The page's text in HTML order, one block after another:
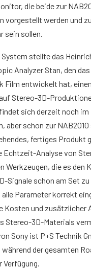
die beide zur
vorgestellt werden und
sein sollen.
stellte das
Analyzer Stan, den
Film entwickelt hat,
Stereo-3D-
sich derzeit noch im
aber schon zur NAB2010
fertiges Produkt
Echtzeit-Analyse von
die es den
Signale schon am Set
Parameter korrekt
Kosten und zusätzlicher
Stereo-3D-Materials
Sony ist P+S Technik
der gesamten